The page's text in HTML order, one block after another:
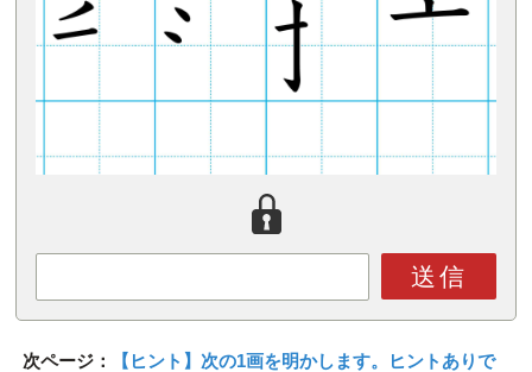
送信
次ページ：
【ヒント】次の1画を明かします。ヒントありで